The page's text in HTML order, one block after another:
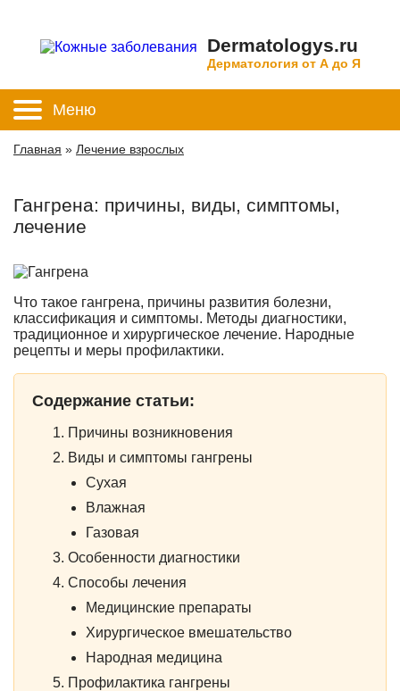
Dermatologys.ru
Дерматология от А до Я
Меню
Главная » Лечение взрослых
Гангрена: причины, виды, симптомы,
лечение
Что такое гангрена, причины развития болезни,
классификация и симптомы. Методы диагностики,
традиционное и хирургическое лечение. Народные
рецепты и меры профилактики.
Содержание статьи:
Причины возникновения
Виды и симптомы гангрены
Сухая
Влажная
Газовая
Особенности диагностики
Способы лечения
Медицинские препараты
Хирургическое вмешательство
Народная медицина
Профилактика гангрены